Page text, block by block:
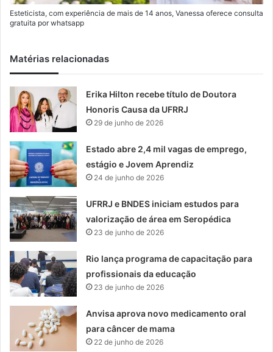
Esteticista, com experiência de mais de 14 anos, Vanessa oferece consulta
gratuita por whatsapp
Matérias relacionadas
Erika Hilton recebe título de Doutora
Honoris Causa da UFRRJ
29 de junho de 2026
Estado abre 2,4 mil vagas de emprego,
estágio e Jovem Aprendiz
24 de junho de 2026
UFRRJ e BNDES iniciam estudos para
valorização de área em Seropédica
23 de junho de 2026
Rio lança programa de capacitação para
profissionais da educação
23 de junho de 2026
Anvisa aprova novo medicamento oral
para câncer de mama
22 de junho de 2026